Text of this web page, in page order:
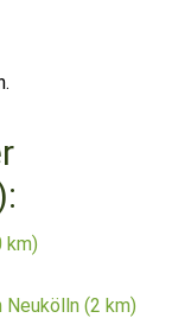
km)
(2 km)